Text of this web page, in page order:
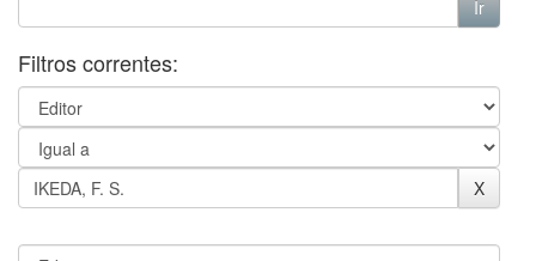
Filtros correntes: